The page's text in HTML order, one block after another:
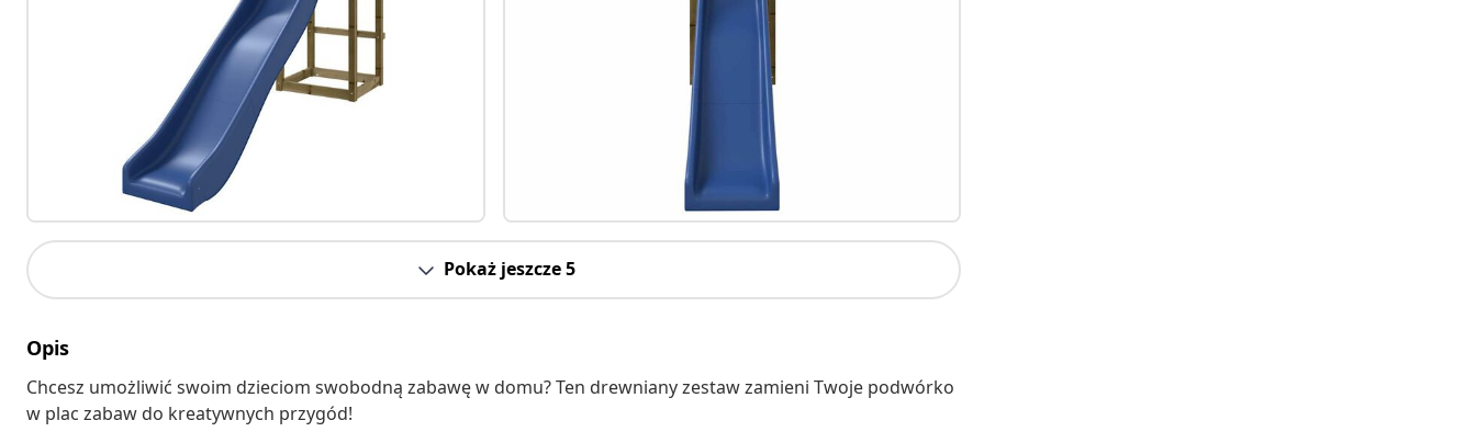
Pokaż jeszcze 5
Opis
Chcesz umożliwić swoim dzieciom swobodną zabawę w domu? Ten drewniany zestaw zamieni Twoje podwórko
w plac zabaw do kreatywnych przygód!